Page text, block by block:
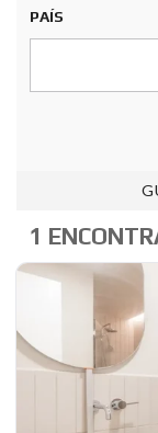
PAÍS
1